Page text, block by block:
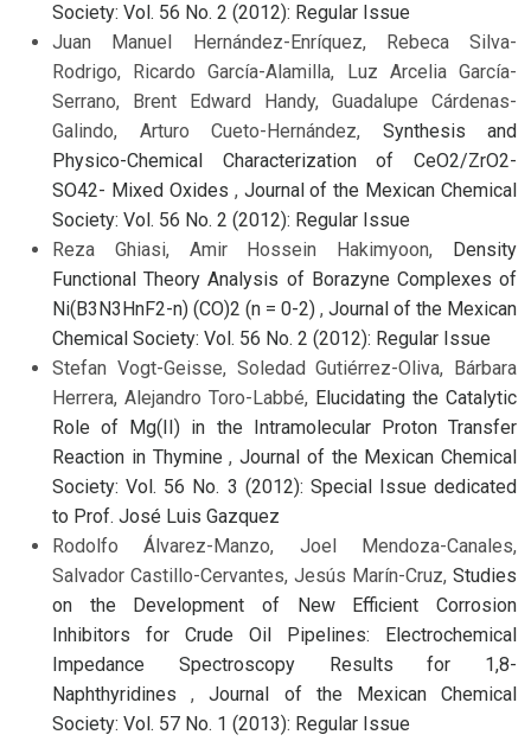
Society: Vol. 56 No. 2 (2012): Regular Issue
Juan Manuel Hernández-Enríquez, Rebeca Silva-
Rodrigo, Ricardo García-Alamilla, Luz Arcelia García-
Serrano, Brent Edward Handy, Guadalupe Cárdenas-
Galindo, Arturo Cueto-Hernández, Synthesis and
Physico-Chemical Characterization of CeO2/ZrO2-
SO42- Mixed Oxides , Journal of the Mexican Chemical
Society: Vol. 56 No. 2 (2012): Regular Issue
Reza Ghiasi, Amir Hossein Hakimyoon, Density
Functional Theory Analysis of Borazyne Complexes of
Ni(B3N3HnF2-n) (CO)2 (n = 0-2) , Journal of the Mexican
Chemical Society: Vol. 56 No. 2 (2012): Regular Issue
Stefan Vogt-Geisse, Soledad Gutiérrez-Oliva, Bárbara
Herrera, Alejandro Toro-Labbé, Elucidating the Catalytic
Role of Mg(II) in the Intramolecular Proton Transfer
Reaction in Thymine, Journal of the Mexican Chemical
Society: Vol. 56 No. 3 (2012): Special Issue dedicated
to Prof. José Luis Gazquez
Rodolfo Álvarez-Manzo, Joel Mendoza-Canales,
Salvador Castillo-Cervantes, Jesús Marín-Cruz, Studies
on the Development of New Efficient Corrosion
Inhibitors for Crude Oil Pipelines: Electrochemical
Impedance Spectroscopy Results for 1,8-
Naphthyridines,Journal of the Mexican Chemical
Society: Vol. 57 No. 1 (2013): Regular Issue